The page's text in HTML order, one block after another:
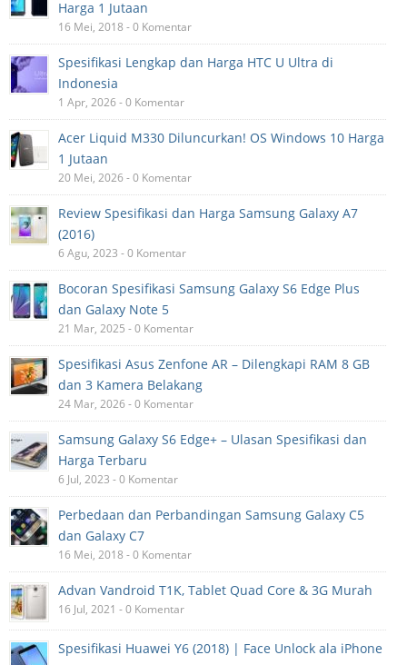
Harga 1 Jutaan
16 Mei, 2018 - 0 Komentar
Spesifikasi Lengkap dan Harga HTC U Ultra di
Indonesia
1 Apr, 2026 - 0 Komentar
Acer Liquid M330 Diluncurkan! OS Windows 10 Harga
1 Jutaan
20 Mei, 2026 - 0 Komentar
Review Spesifikasi dan Harga Samsung Galaxy A7
(2016)
6 Agu, 2023 - 0 Komentar
Bocoran Spesifikasi Samsung Galaxy S6 Edge Plus
dan Galaxy Note 5
21 Mar, 2025 - 0 Komentar
Spesifikasi Asus Zenfone AR – Dilengkapi RAM 8 GB
dan 3 Kamera Belakang
24 Mar, 2026 - 0 Komentar
Samsung Galaxy S6 Edge+ – Ulasan Spesifikasi dan
Harga Terbaru
6 Jul, 2023 - 0 Komentar
Perbedaan dan Perbandingan Samsung Galaxy C5
dan Galaxy C7
16 Mei, 2018 - 0 Komentar
Advan Vandroid T1K, Tablet Quad Core & 3G Murah
16 Jul, 2021 - 0 Komentar
Spesifikasi Huawei Y6 (2018) | Face Unlock ala iPhone